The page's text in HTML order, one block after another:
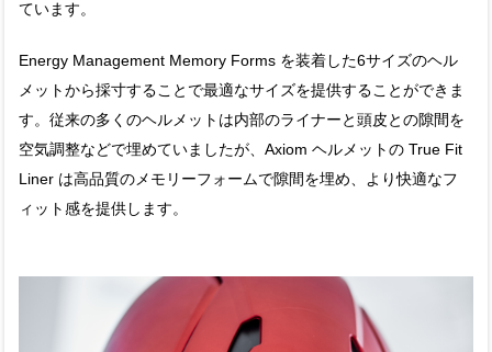
ています。
Energy Management Memory Forms ​を装着した6サイズのヘル
メットから採寸することで最適なサイズを提供することができま
す。従来の多くのヘルメットは内部のライナーと頭皮との隙間を
空気調整などで埋めていましたが、Axiom ヘルメットの True Fit
Liner は高品質のメモリーフォームで隙間を埋め​、より快適なフ
ィット感を提供します。